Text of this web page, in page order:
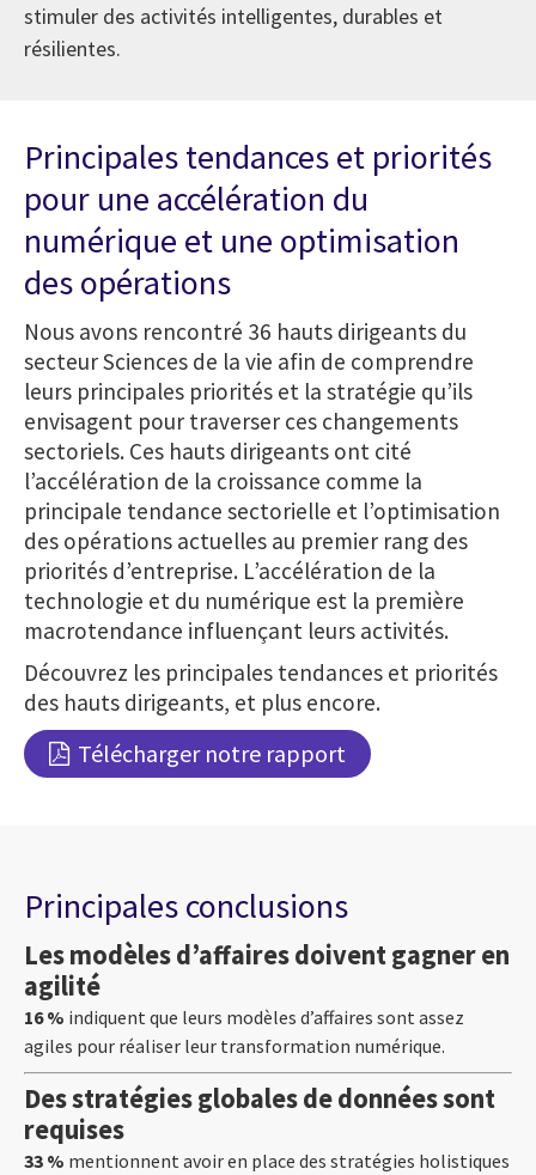
stimuler des activités intelligentes, durables et
résilientes.
Principales tendances et priorités
pour une accélération du
numérique et une optimisation
des opérations
Nous avons rencontré 36 hauts dirigeants du
secteur Sciences de la vie afin de comprendre
leurs principales priorités et la stratégie qu’ils
envisagent pour traverser ces changements
sectoriels. Ces hauts dirigeants ont cité
l’accélération de la croissance comme la
principale tendance sectorielle et l’optimisation
des opérations actuelles au premier rang des
priorités d’entreprise. L’accélération de la
technologie et du numérique est la première
macrotendance influençant leurs activités.
Découvrez les principales tendances et priorités
des hauts dirigeants, et plus encore.
Télécharger notre rapport
Principales conclusions
Les modèles d’affaires doivent gagner en
agilité
16 % indiquent que leurs modèles d’affaires sont assez
agiles pour réaliser leur transformation numérique.
Des stratégies globales de données sont
requises
33 % mentionnent avoir en place des stratégies holistiques